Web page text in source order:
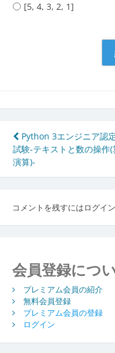
[5, 4, 3, 2, 1]
投
稿
ナ
ビ
ゲ
シ
ョ
ン
Python 3エンジニア認
試験-テキストと数の操作(
演算)-
コメントを残すにはログイ
会員登録につ
プレミアム会員の紹介
無料会員登録
プレミアム会員の登録
ログイン